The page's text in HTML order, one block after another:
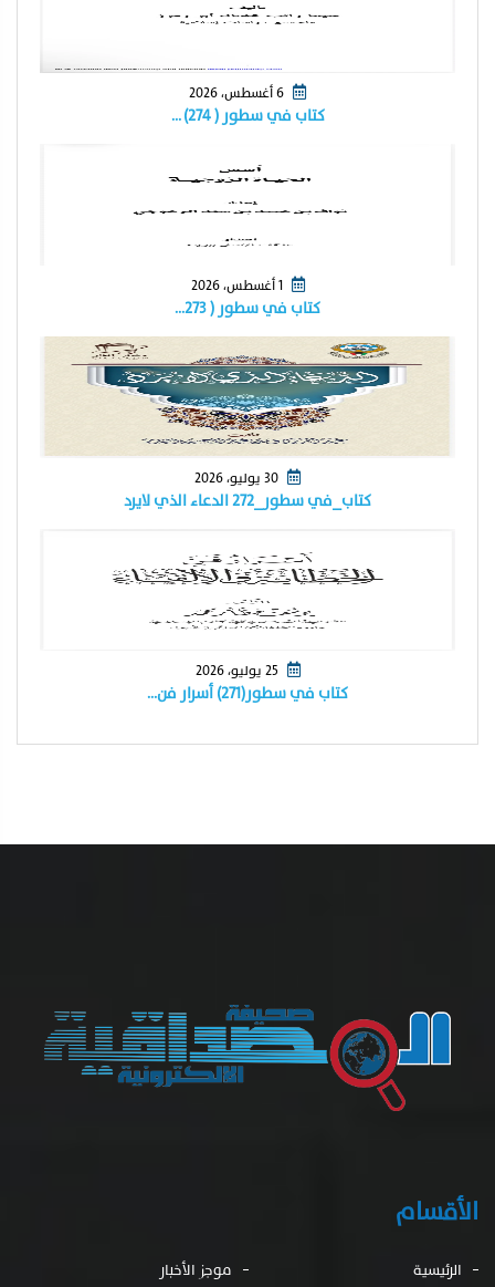
كتاب في سطور ( ٢٧٤) …
1 أغسطس، 2026
كتاب في سطور ( ٢٧٣…
كتاب_في سطور_٢٧٢ الدعاء الذي لايرد
كتاب في سطور(٢٧١) أسرار فن…
الأقسام
الرئيسية موجز الأخبار